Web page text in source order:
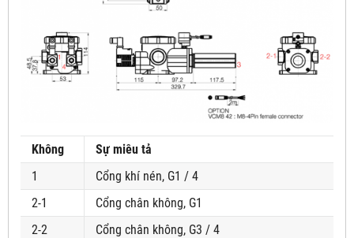
Không
Sự miêu tả
1
Cổng khí nén, G1 / 4
2-1
Cổng chân không, G1
2-2
Cổng chân không, G3 / 4